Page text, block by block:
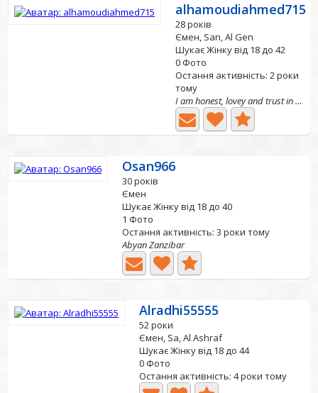
alhamoudiahmed715
28 років
Ємен, San, Al Gen
Шукає Жінку від 18 до 42
0 Фото
Остання активність: 2 роки
тому
I am honest, lovey and trust in any person who loves me
Osan966
30 років
Ємен
Шукає Жінку від 18 до 40
1 Фото
Остання активність: 3 роки тому
Abyan Zanzibar
Alradhi55555
52 роки
Ємен, Sa, Al Ashraf
Шукає Жінку від 18 до 44
0 Фото
Остання активність: 4 роки тому